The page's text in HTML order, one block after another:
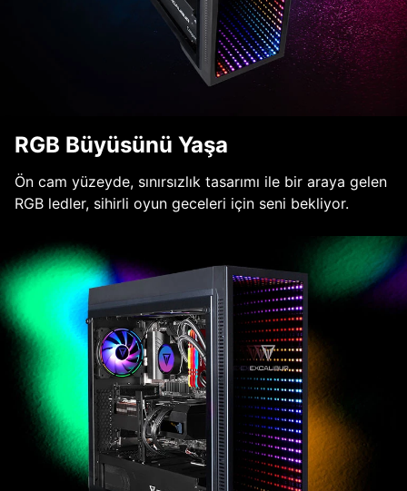
RGB Büyüsünü Yaşa
Ön cam yüzeyde, sınırsızlık tasarımı ile bir araya gelen
RGB ledler, sihirli oyun geceleri için seni bekliyor.